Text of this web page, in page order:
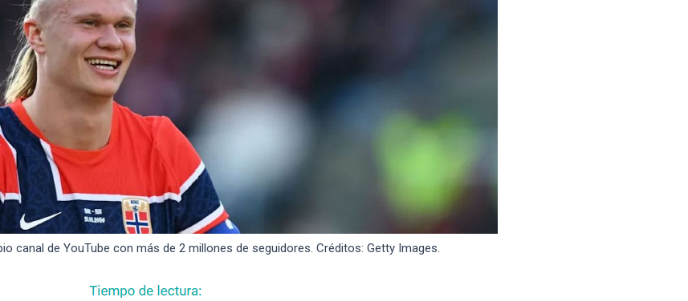
canal de YouTube con más de 2 millones de seguidores. Créditos: Getty Images.